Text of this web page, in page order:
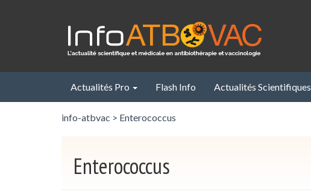
Actualités Pro Flash Info Actualités Scientifiques
info-atbvac > Enterococcus
Enterococcus